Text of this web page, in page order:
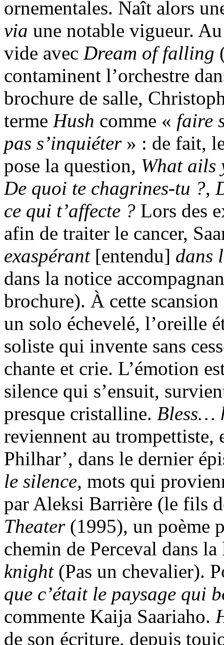
ornementales. Naît alors
via une notable vigueur.
vide avec Dream of falling
contaminent l’orchestre
brochure de salle,
terme Hush comme « faire
pas s’inquiéter» : de fait,
pose la question, What ails
De quoi te chagrines-tu ?,
ce qui t’affecte ? Lors des
afin de traiter le cancer,
exaspérant [entendu] dans
dans la notice
brochure). À cette
un solo échevelé, l’oreille
soliste qui invente sans
chante et crie. L’émotion
silence qui s’ensuit,
presque cristalline.
reviennent au trompettiste,
Philhar’, dans le dernier
le silence, mots qui
par Aleksi Barrière (le fils
Theater (1995), un poème
chemin de Perceval dans
knight (Pas un chevalier).
que c’était le paysage qui
commente Kaija Saariaho.
de son écriture, depuis